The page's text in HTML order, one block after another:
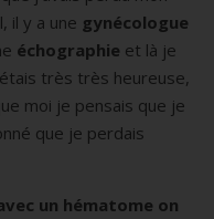
il y a une gynécologue
échographie et là je
très très heureuse,
moi je pensais que je
que je perdais
un hématome on